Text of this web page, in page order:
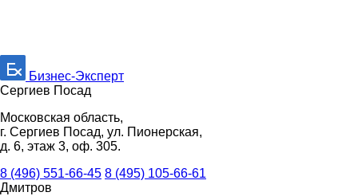
Бизнес-Эксперт
Сергиев Посад
Московская область,
г. Сергиев Посад, ул. Пионерская,
д. 6, этаж 3, оф. 305.
8 (496) 551-66-45 8 (495) 105-66-61
Дмитров